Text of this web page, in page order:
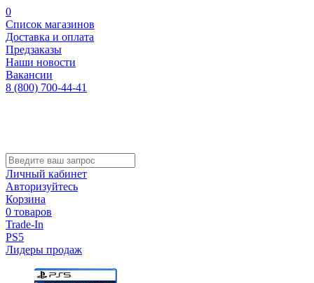
0
Список магазинов
Доставка и оплата
Предзаказы
Наши новости
Вакансии
8 (800) 700-44-41
Личный кабинет
Авторизуйтесь
Корзина
0 товаров
Trade-In
PS5
Лидеры продаж